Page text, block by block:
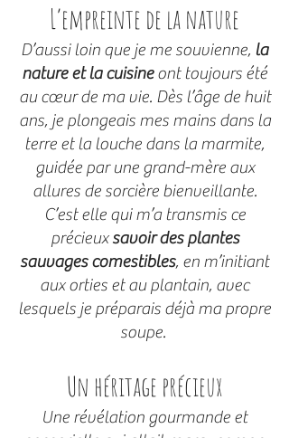
L’empreinte de la nature
D’aussi loin que je me souvienne, la
nature et la cuisineont toujours été
au cœur de ma vie. Dès l’âge de huit
ans, je plongeais mes mains dans la
terre et la louche dans la marmite,
guidée par une grand-mère aux
allures de sorcière bienveillante.
C’est elle qui m’a transmis ce
précieuxsavoir des plantes
sauvages comestibles, en m’initiant
aux orties et au plantain, avec
lesquels je préparais déjà ma propre
soupe.
Un héritage précieux
Une révélation gourmande et